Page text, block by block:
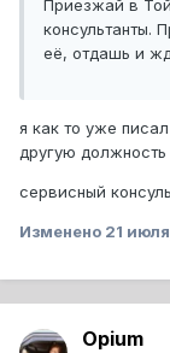
Приезжай в
консультанты.
её, отдашь и
я как то уже
другую должность
сервисный
Изменено 21
Opium